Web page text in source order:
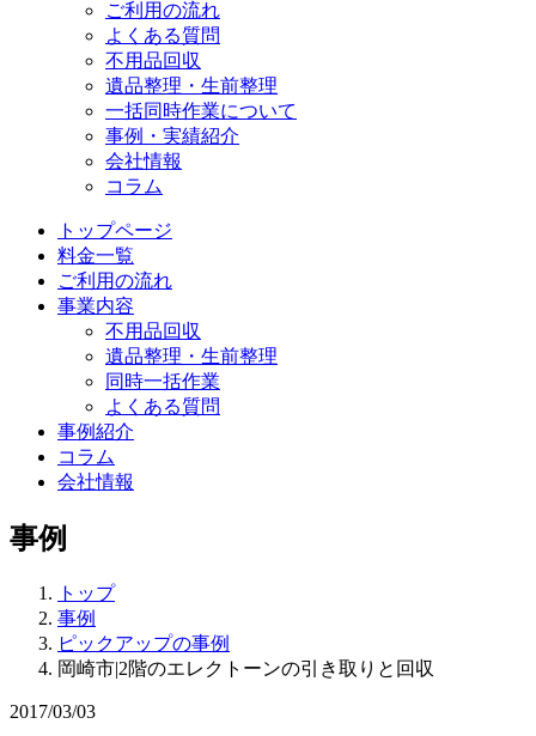
ご利用の流れ
よくある質問
不用品回収
遺品整理・生前整理
一括同時作業について
事例・実績紹介
会社情報
コラム
トップページ
料金一覧
ご利用の流れ
事業内容
不用品回収
遺品整理・生前整理
同時一括作業
よくある質問
事例紹介
コラム
会社情報
事例
トップ
事例
ピックアップの事例
岡崎市|2階のエレクトーンの引き取りと回収
2017/03/03